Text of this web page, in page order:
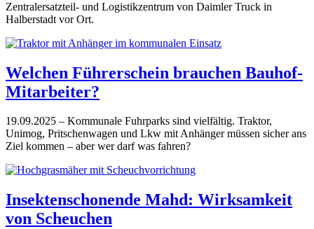
Zentralersatzteil- und Logistikzentrum von Daimler Truck in
Halberstadt vor Ort.
Welchen Führerschein brauchen Bauhof-
Mitarbeiter?
19.09.2025 – Kommunale Fuhrparks sind vielfältig. Traktor,
Unimog, Pritschenwagen und Lkw mit Anhänger müssen sicher ans
Ziel kommen – aber wer darf was fahren?
Insektenschonende Mahd: Wirksamkeit
von Scheuchen